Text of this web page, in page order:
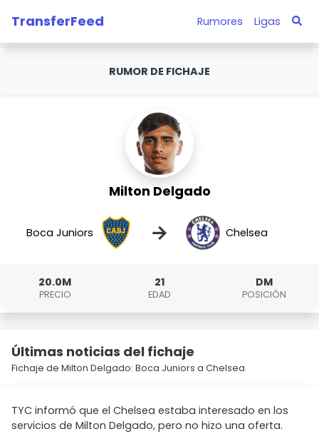
TransferFeed Rumores Ligas
RUMOR DE FICHAJE
Milton Delgado
Boca Juniors → Chelsea
20.0M
PRECIO
21
EDAD
DM
POSICIÓN
Últimas noticias del fichaje
Fichaje de Milton Delgado: Boca Juniors a Chelsea
TYC informó que el Chelsea estaba interesado en los
servicios de Milton Delgado, pero no hizo una oferta.